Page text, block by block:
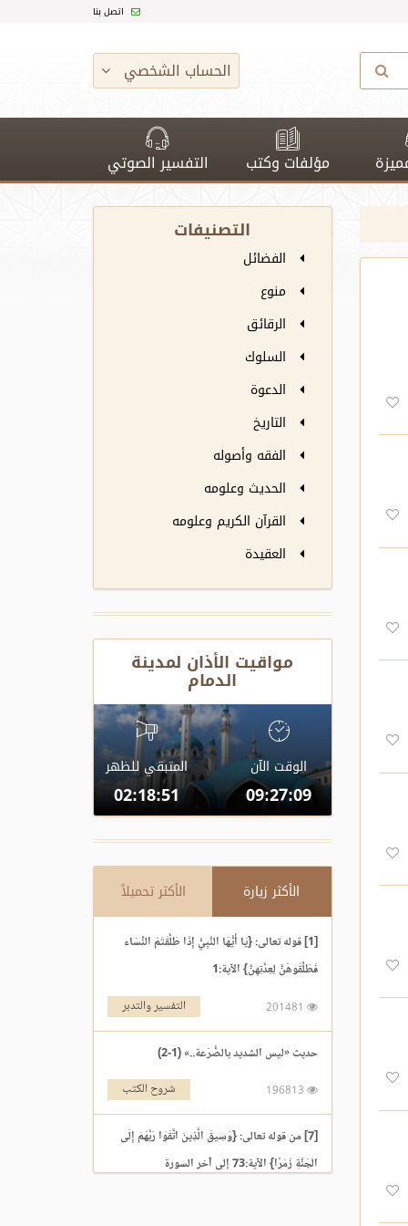
اتصل بنا
الحساب الشخصي
مؤلفات وكتب التفسير الصوتي
التصنيفات
الفضائل
منوع
الرقائق
السلوك
الدعوة
التاريخ
الفقه وأصوله
الحديث وعلومه
القرآن الكريم وعلومه
العقيدة
مواقيت الأذان لمدينة
الدمام
الوقت الآن
09:27:09
المتبقي للظهر
02:18:51
الأكثر زيارة الأكثر تحميلاً
[1] قوله تعالى: {يَا أَيُّهَا النَّبِيُّ إِذَا طَلَّقْتُمُ النِّسَاء
فَطَلِّقُوهُنَّ لِعِدَّتِهِنَّ} الآية:1
التفسير والتدبر
حديث «ليس الشديد بالصُّرَعة..» (1-2)
شروح الكتب
[7] من قوله تعالى: {وَسِيقَ الَّذِينَ اتَّقَوْا رَبَّهُمْ إِلَى
الْجَنَّةِ زُمَرًا} الآية:73 إلى آخر السورة